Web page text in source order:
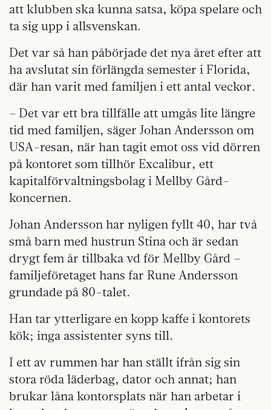
att klubben ska kunna satsa, köpa spelare och
ta sig upp i allsvenskan.
Det var så han påbörjade det nya året efter att
ha avslutat sin förlängda semester i Florida,
där han varit med familjen i ett antal veckor.
– Det var ett bra tillfälle att umgås lite längre
tid med familjen, säger Johan Andersson om
USA-resan, när han tagit emot oss vid dörren
på kontoret som tillhör Excalibur, ett
kapitalförvaltningsbolag i Mellby Gård-
koncernen.
Johan Andersson har nyligen fyllt 40, har två
små barn med hustrun Stina och är sedan
drygt fem år tillbaka vd för Mellby Gård –
familjeföretaget hans far Rune Andersson
grundade på 80-talet.
Han tar ytterligare en kopp kaffe i kontorets
kök; inga assistenter syns till.
I ett av rummen har han ställt ifrån sig sin
stora röda läderbag, dator och annat; han
brukar låna kontorsplats när han arbetar i